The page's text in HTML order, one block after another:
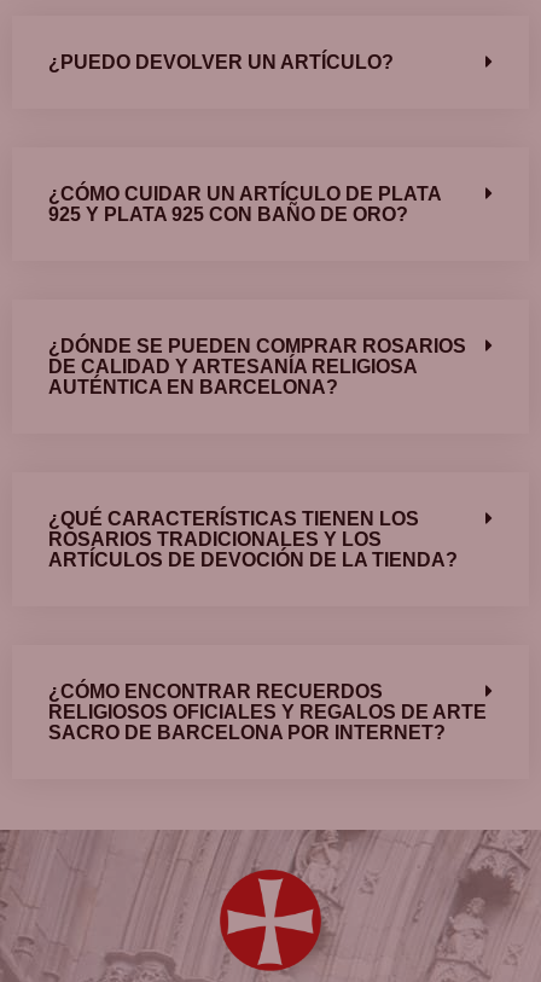
¿PUEDO DEVOLVER UN ARTÍCULO?
¿CÓMO CUIDAR UN ARTÍCULO DE PLATA
925 Y PLATA 925 CON BAÑO DE ORO?
¿DÓNDE SE PUEDEN COMPRAR ROSARIOS
DE CALIDAD Y ARTESANÍA RELIGIOSA
AUTÉNTICA EN BARCELONA?
¿QUÉ CARACTERÍSTICAS TIENEN LOS
ROSARIOS TRADICIONALES Y LOS
ARTÍCULOS DE DEVOCIÓN DE LA TIENDA?
¿CÓMO ENCONTRAR RECUERDOS
RELIGIOSOS OFICIALES Y REGALOS DE ARTE
SACRO DE BARCELONA POR INTERNET?